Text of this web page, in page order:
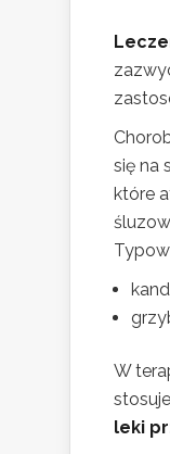
się na
które
W
leki